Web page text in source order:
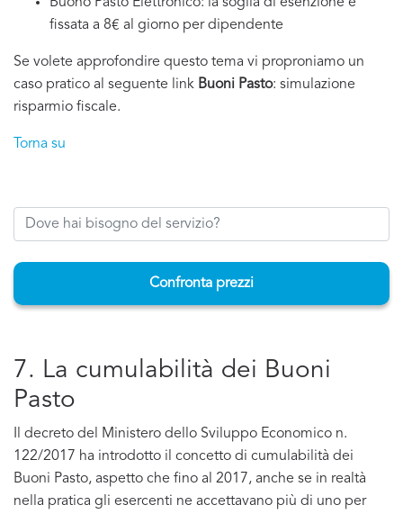
fissata a 8€ al giorno per dipendente
Se volete approfondire questo tema vi proproniamo un
caso pratico al seguente link Buoni Pasto: simulazione
risparmio fiscale.
Torna su
Confronta prezzi
7. La cumulabilità dei Buoni
Pasto
Il decreto del Ministero dello Sviluppo Economico n.
122/2017 ha introdotto il concetto di cumulabilità dei
Buoni Pasto, aspetto che fino al 2017, anche se in realtà
nella pratica gli esercenti ne accettavano più di uno per